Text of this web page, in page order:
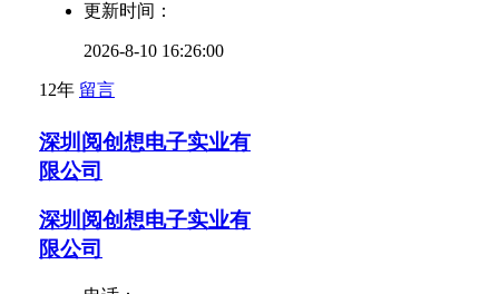
更新时间：
2026-8-10 16:26:00
12年 留言
深圳阅创想电子实业有
限公司
深圳阅创想电子实业有
限公司